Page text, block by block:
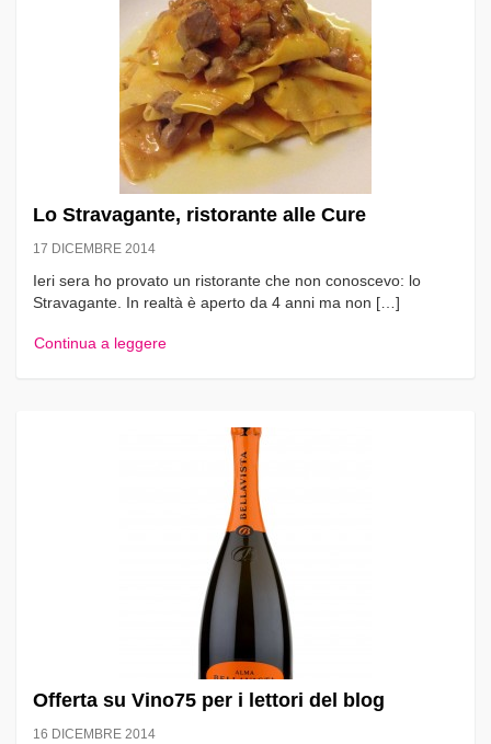
Lo Stravagante, ristorante alle Cure
17 DICEMBRE 2014
Ieri sera ho provato un ristorante che non conoscevo: lo
Stravagante. In realtà è aperto da 4 anni ma non […]
Continua a leggere
Offerta su Vino75 per i lettori del blog
16 DICEMBRE 2014